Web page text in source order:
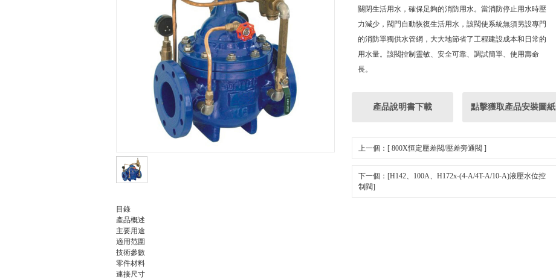
關閉生活用水，確保足夠的消防用水。當消防停止用水時壓
力減少，閥門自動恢復生活用水，該閥使系統無須另設專門
的消防單獨供水管網，大大地節省了工程建設成本和日常的
用水量。該閥控制靈敏、安全可靠、調試簡單、使用壽命
長。
產品說明書下載 點擊獲取產品安裝圖紙
上一個：[ 800X恒定壓差閥/壓差旁通閥 ]
下一個：[H142、100A、H172x-(4-A/4T-A/10-A)液壓水位控
制閥]
目錄
產品概述
主要用途
適用范圍
技術參數
零件材料
連接尺寸